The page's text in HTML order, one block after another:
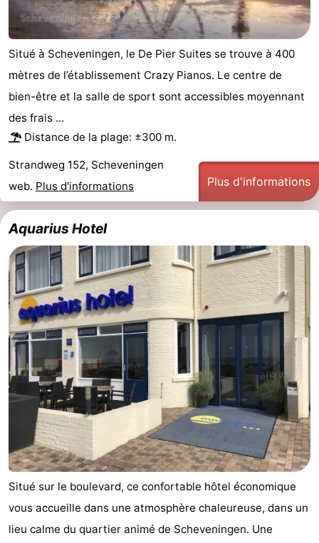
Situé à Scheveningen, le De Pier Suites se trouve à 400
mètres de l’établissement Crazy Pianos. Le centre de
bien-être et la salle de sport sont accessibles moyennant
des frais ...
Distance de la plage: ±300 m.
Strandweg 152, Scheveningen
web. Plus d'informations Plus d'informations
Aquarius Hotel
Situé sur le boulevard, ce confortable hôtel économique
vous accueille dans une atmosphère chaleureuse, dans un
lieu calme du quartier animé de Scheveningen. Une